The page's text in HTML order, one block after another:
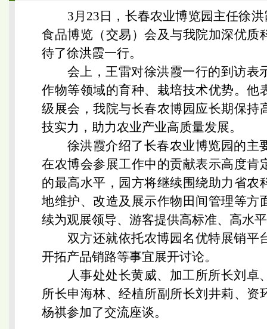
3月23日，长春农业博览园主任徐
食品博览（交易）会及与我院加深优
待了徐洪霞一行。
会上，王雷对徐洪霞一行的到访表
作物等领域的育种、栽培技术优势。
级展会，我院与长春农博园应长期保
技实力，助力农业产业高质量发展。
徐洪霞介绍了长春农业博览园的主
在农博会参展工作中的贡献表示高度
的最高水平，园方将继续围绕助力省
地维护、改造及展示作物田间管理等
续为观展领导、游客提供高标准、高水
双方还就依托农博园名优特展销平
开拓产品销路等事宜展开讨论。
人事处处长黄威、加工所所长刘
所长申海林、经植所副所长刘井莉、
杨祺参加了交流座谈。